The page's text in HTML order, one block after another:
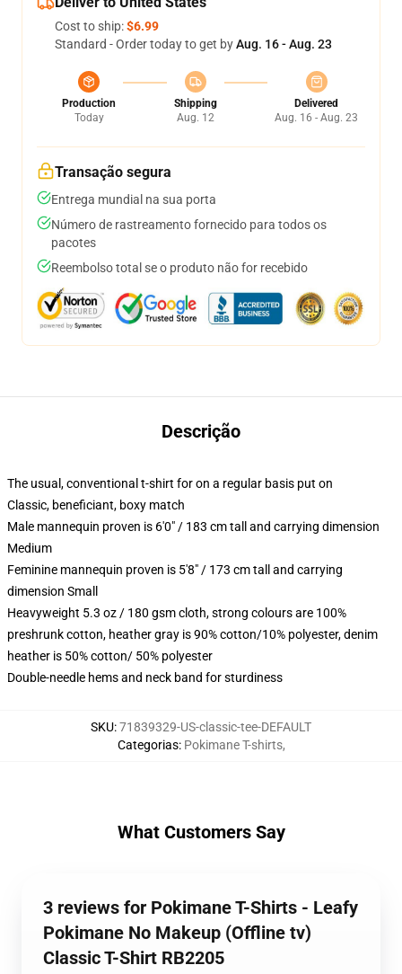
Cost to ship:$6.99
Standard - Order today to get byAug. 16 - Aug. 23
Production
Today
Shipping
Aug. 12
Delivered
Aug. 16 - Aug. 23
Transação segura
Entrega mundial na sua porta
Número de rastreamento fornecido para todos os
pacotes
Reembolso total se o produto não for recebido
Descrição
The usual, conventional t-shirt for on a regular basis put on
Classic, beneficiant, boxy match
Male mannequin proven is 6'0" / 183 cm tall and carrying dimension
Medium
Feminine mannequin proven is 5'8" / 173 cm tall and carrying
dimension Small
Heavyweight 5.3 oz / 180 gsm cloth, strong colours are 100%
preshrunk cotton, heather gray is 90% cotton/10% polyester, denim
heather is 50% cotton/ 50% polyester
Double-needle hems and neck band for sturdiness
SKU:71839329-US-classic-tee-DEFAULT
Categorias: Pokimane T-shirts,
What Customers Say
3 reviews for Pokimane T-Shirts - Leafy
Pokimane No Makeup (Offline tv)
Classic T-Shirt RB2205